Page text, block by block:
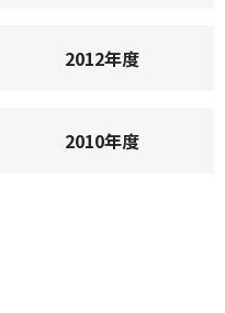
2012年度
2010年度